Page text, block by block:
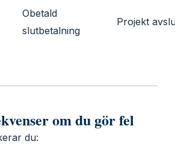
Obetald
slutbetalning
Projekt
om du gör fel
du: